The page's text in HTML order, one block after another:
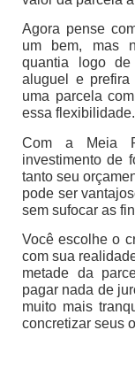
Agora pense
um bem, mas
quantia logo
aluguel e
uma parcela
essa flexibilidade.
Com a Meia
investimento de
tanto seu
pode ser
sem sufocar as
Você escolhe o
com sua
metade da
pagar nada de
muito mais
concretizar seus